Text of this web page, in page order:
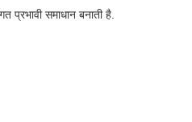
समाधान बनाती है.